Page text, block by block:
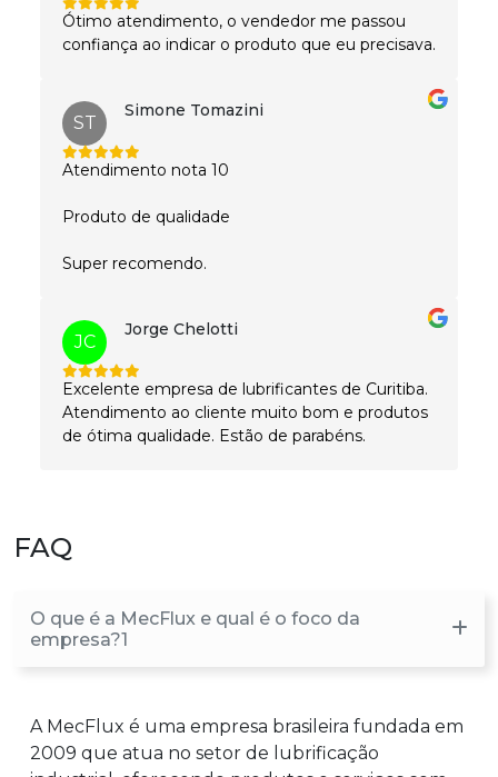
Ótimo atendimento, o vendedor me passou
confiança ao indicar o produto que eu precisava.
ST
Simone Tomazini
Atendimento nota 10
Produto de qualidade
Super recomendo.
JC
Jorge Chelotti
Excelente empresa de lubrificantes de Curitiba.
Atendimento ao cliente muito bom e produtos
de ótima qualidade. Estão de parabéns.
FAQ
O que é a MecFlux e qual é o foco da
empresa?1
A MecFlux é uma empresa brasileira fundada em
2009 que atua no setor de lubrificação